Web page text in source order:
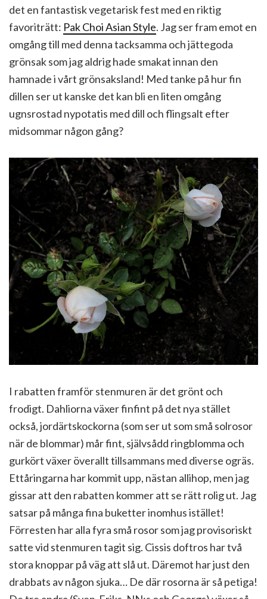
det en fantastisk vegetarisk fest med en riktig
favoriträtt: Pak Choi Asian Style. Jag ser fram emot en
omgång till med denna tacksamma och jättegoda
grönsak som jag aldrig hade smakat innan den
hamnade i vårt grönsaksland! Med tanke på hur fin
dillen ser ut kanske det kan bli en liten omgång
ugnsrostad nypotatis med dill och flingsalt efter
midsommar någon gång?
I rabatten framför stenmuren är det grönt och
frodigt. Dahliorna växer finfint på det nya stället
också, jordärtskockorna (som ser ut som små solrosor
när de blommar) mår fint, självsådd ringblomma och
gurkört växer överallt tillsammans med diverse ogräs.
Ettåringarna har kommit upp, nästan allihop, men jag
gissar att den rabatten kommer att se rätt rolig ut. Jag
satsar på många fina buketter inomhus istället!
Förresten har alla fyra små rosor som jag provisoriskt
satte vid stenmuren tagit sig. Cissis doftros har två
stora knoppar på väg att slå ut. Däremot har just den
drabbats av någon sjuka… De där rosorna är så petiga!